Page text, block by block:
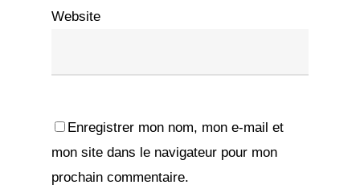
Website
Enregistrer mon nom, mon e-mail et
mon site dans le navigateur pour mon
prochain commentaire.